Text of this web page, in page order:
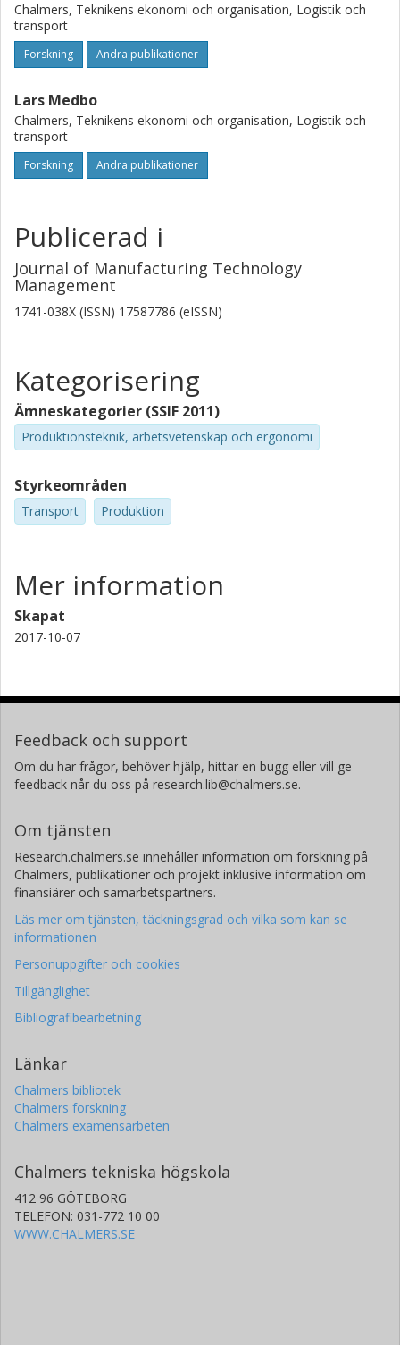
Chalmers, Teknikens ekonomi och organisation, Logistik och
transport
Forskning Andra publikationer
Lars Medbo
Chalmers, Teknikens ekonomi och organisation, Logistik och
transport
Forskning Andra publikationer
Publicerad i
Journal of Manufacturing Technology
Management
1741-038X (ISSN) 17587786 (eISSN)
Kategorisering
Ämneskategorier (SSIF 2011)
Produktionsteknik, arbetsvetenskap och ergonomi
Styrkeområden
Transport Produktion
Mer information
Skapat
2017-10-07
Feedback och support
Om du har frågor, behöver hjälp, hittar en bugg eller vill ge
feedback når du oss på research.lib@chalmers.se.
Om tjänsten
Research.chalmers.se innehåller information om forskning på
Chalmers, publikationer och projekt inklusive information om
finansiärer och samarbetspartners.
Läs mer om tjänsten, täckningsgrad och vilka som kan se
informationen
Personuppgifter och cookies
Tillgänglighet
Bibliografibearbetning
Länkar
Chalmers bibliotek
Chalmers forskning
Chalmers examensarbeten
Chalmers tekniska högskola
412 96 GÖTEBORG
TELEFON: 031-772 10 00
WWW.CHALMERS.SE